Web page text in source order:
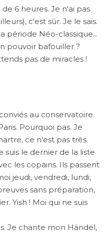
6 heures. Je n'ai pas
c'est sûr. Je le sais.
période Néo-classique...
pouvoir bafouiller ?
pas de miracles !
au conservatoire
Pourquoi pas. Je
ce n'est pas très
suis le dernier de la liste
les copains. Ils passent
jeudi, vendredi, lundi,
sans préparation,
Yish ! Moi qui ne suis
Je chante mon Händel,